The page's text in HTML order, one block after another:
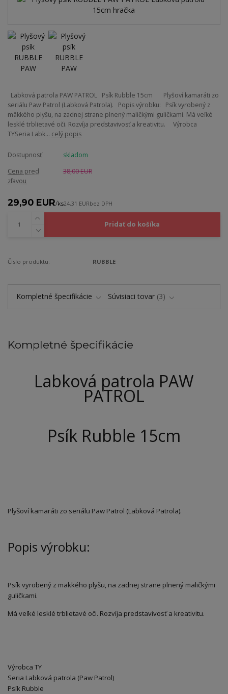
Labková patrola PAW PATROL Psík Rubble 15cm Plyšoví kamaráti zo
seriálu Paw Patrol (Labková Patrola). Popis výrobku: Psík vyrobený z
mäkkého plyšu, na zadnej strane plnený maličkými guličkami. Má veľké
lesklé trblietavé oči. Rozvíja predstavivosť a kreativitu. Výrobca
TYSeria Labk... celý popis
Dostupnosť
skladom
Cena pred
zľavou
38,00 EUR
29,90 EUR/ks24,31 EURbez DPH
Pridať do košíka
Číslo produktu: RUBBLE
Kompletné špecifikácie Súvisiaci tovar 3
Kompletné špecifikácie
Labková patrola PAW
PATROL
Psík Rubble 15cm
Plyšoví kamaráti zo seriálu Paw Patrol (Labková Patrola).
Popis výrobku:
Psík vyrobený z mäkkého plyšu, na zadnej strane plnený maličkými
guličkami.
Má veľké lesklé trblietavé oči. Rozvíja predstavivosť a kreativitu.
Výrobca TY
Seria Labková patrola (Paw Patrol)
Psík Rubble